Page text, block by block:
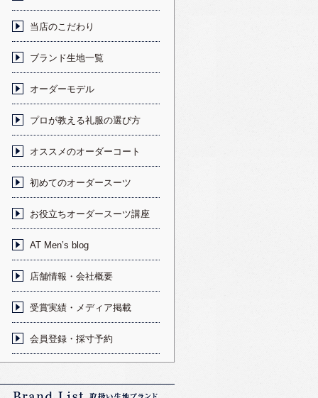
当店のこだわり
ブランド生地一覧
オーダーモデル
プロが教える礼服の選び方
オススメのオーダーコート
初めてのオーダースーツ
お役立ちオーダースーツ講座
AT Men’s blog
店舗情報・会社概要
受賞実績・メディア掲載
会員登録・採寸予約